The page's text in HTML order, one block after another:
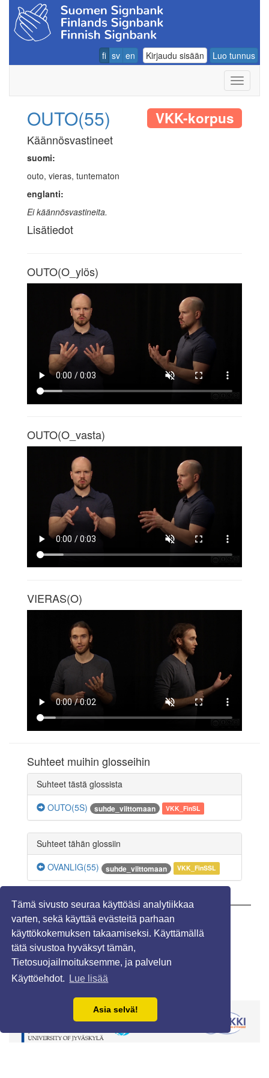
Tämä sivusto seuraa käyttöäsi analytiikkaa
varten, sekä käyttää evästeitä parhaan
käyttökokemuksen takaamiseksi. Käyttämällä
tätä sivustoa hyväksyt tämän,
Tietosuojailmoituksemme, ja palvelun
Käyttöehdot.
Lue lisää
Asia selvä!
fi sv en Kirjaudu sisään Luo tunnus
OUTO(55) VKK-korpus
Käännösvastineet
suomi:
outo, vieras, tuntematon
englanti:
Ei käännösvastineita.
Lisätiedot
OUTO(O_ylös)
OUTO(O_vasta)
VIERAS(O)
Suhteet muihin glosseihin
Suhteet tästä glossista
OUTO(5S)
suhde_viittomaan VKK_FinSL
Suhteet tähän glossiin
OVANLIG(55)
suhde_viittomaan VKK_FinSSL
Näytä kommentit (0)